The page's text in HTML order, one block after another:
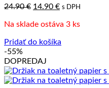
24.90€ Pôvodná
bola:
14.90 €Aktuálna
je:
s DPH
Na sklade ostáva 3 ks
Pridať do košíka
-55%
DOPREDAJ